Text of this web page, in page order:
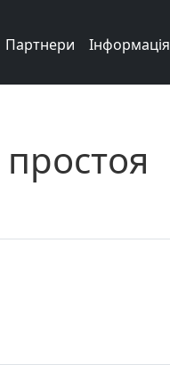
Партнери Інформація